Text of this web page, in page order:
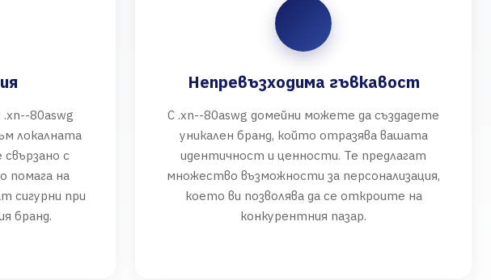
80aswg
локалната
с
помага на
сигурни при
бранд.
Непревъзходима гъвкавост
С .xn--80aswg домейни можете да създадете
уникален бранд, който отразява вашата
идентичност и ценности. Те предлагат
множество възможности за персонализация,
което ви позволява да се откроите на
конкурентния пазар.